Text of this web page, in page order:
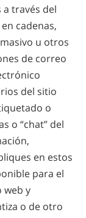
través del
cadenas,
u otros
de correo
del sitio
o
o “chat” del
en estos
para el
web y
o de otro